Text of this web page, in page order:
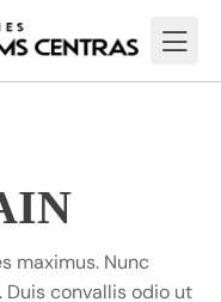
maximus. Nunc
convallis odio ut